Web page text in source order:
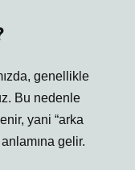
genellikle
Bu nedenle
yani “arka
gelir.